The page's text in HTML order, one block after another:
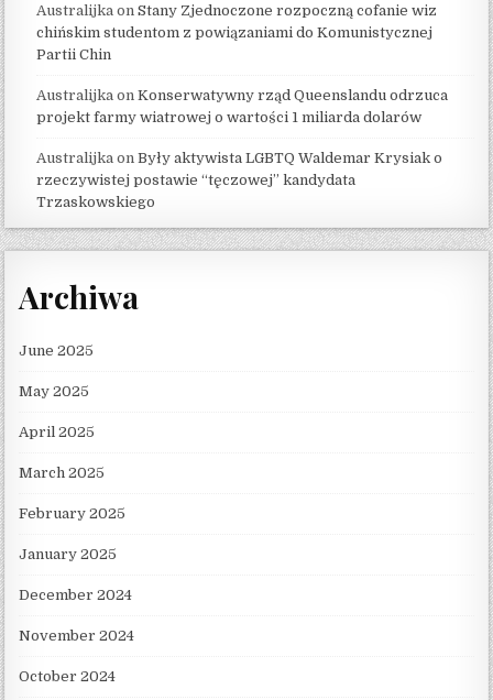
Australijka onStany Zjednoczone rozpoczną cofanie wiz
chińskim studentom z powiązaniami do Komunistycznej
Partii Chin
Australijka onKonserwatywny rząd Queenslandu odrzuca
projekt farmy wiatrowej o wartości 1 miliarda dolarów
Australijka onByły aktywista LGBTQ Waldemar Krysiak o
rzeczywistej postawie “tęczowej” kandydata
Trzaskowskiego
Archiwa
June 2025
May 2025
April 2025
March 2025
February 2025
January 2025
December 2024
November 2024
October 2024